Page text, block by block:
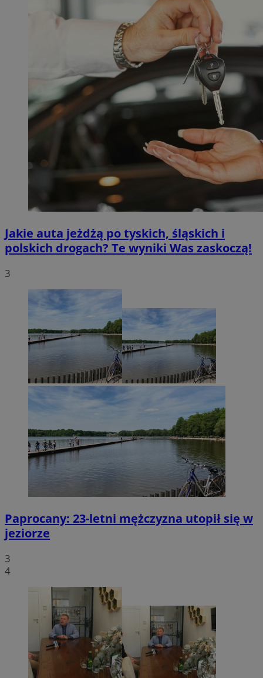
Jakie auta jeżdżą po tyskich, śląskich i
polskich drogach? Te wyniki Was zaskoczą!
3
Paprocany: 23-letni mężczyzna utopił się w
jeziorze
3
4